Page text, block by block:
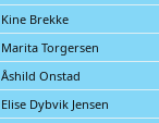
Kine Brekke
Marita Torgersen
Åshild Onstad
Elise Dybvik Jensen